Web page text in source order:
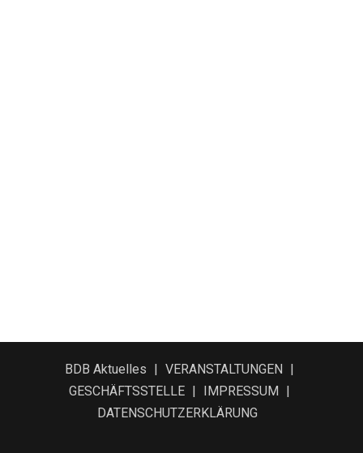
BDB Aktuelles
VERANSTALTUNGEN
GESCHÄFTSSTELLE
IMPRESSUM
DATENSCHUTZERKLÄRUNG